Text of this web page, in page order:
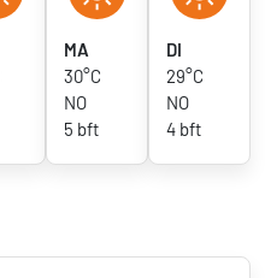
MA
30°C
NO
5 bft
DI
29°C
NO
4 bft